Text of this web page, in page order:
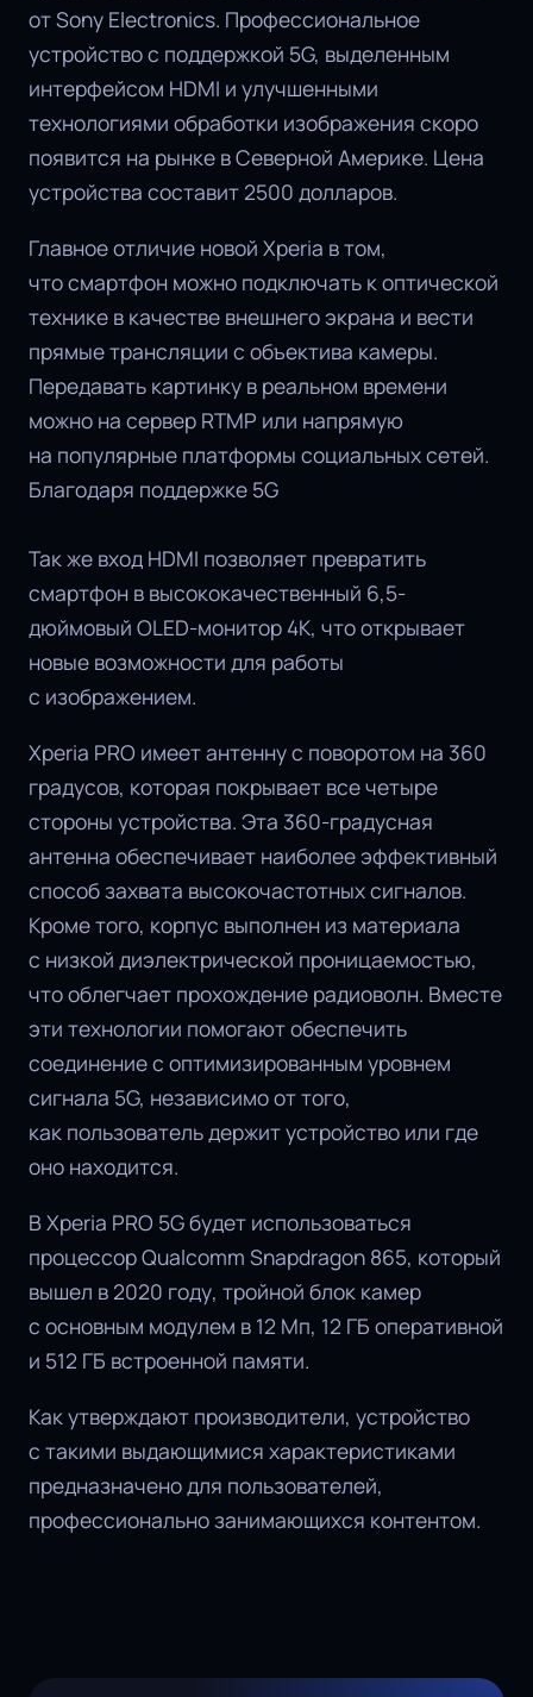
от Sony Electronics. Профессиональное
устройство с поддержкой 5G, выделенным
интерфейсом HDMI и улучшенными
технологиями обработки изображения скоро
появится на рынке в Северной Америке. Цена
устройства составит 2500 долларов.
Главное отличие новой Xperia в том,
что смартфон можно подключать к оптической
технике в качестве внешнего экрана и вести
прямые трансляции с объектива камеры.
Передавать картинку в реальном времени
можно на сервер RTMP или напрямую
на популярные платформы социальных сетей.
Благодаря поддержке 5G
Так же вход HDMI позволяет превратить
смартфон в высококачественный 6,5-
дюймовый OLED-монитор 4K, что открывает
новые возможности для работы
с изображением.
Xperia PRO имеет антенну с поворотом на 360
градусов, которая покрывает все четыре
стороны устройства. Эта 360-градусная
антенна обеспечивает наиболее эффективный
способ захвата высокочастотных сигналов.
Кроме того, корпус выполнен из материала
с низкой диэлектрической проницаемостью,
что облегчает прохождение радиоволн. Вместе
эти технологии помогают обеспечить
соединение с оптимизированным уровнем
сигнала 5G, независимо от того,
как пользователь держит устройство или где
оно находится.
В Xperia PRO 5G будет использоваться
процессор Qualcomm Snapdragon 865, который
вышел в 2020 году, тройной блок камер
с основным модулем в 12 Мп, 12 ГБ оперативной
и 512 ГБ встроенной памяти.
Как утверждают производители, устройство
с такими выдающимися характеристиками
предназначено для пользователей,
профессионально занимающихся контентом.